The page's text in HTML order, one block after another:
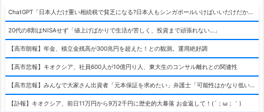
20代の8割はNISAせず「値上げばかりで生活が苦しく、投資まで頑張れない…」
【高市朗報】年金、積立金残高が300兆円を超えた！との観測。運用絶好調
【高市悲報】キオクシア、社員600人が10億円り人、東大生のコンサル離れとの関連性
【訃報】キオクシア、前日11万円から9万2千円に歴史的大暴落 お金返して！(´；ω；｀)